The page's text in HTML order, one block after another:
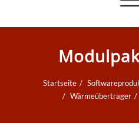
Startseite
Wärmeübertrager